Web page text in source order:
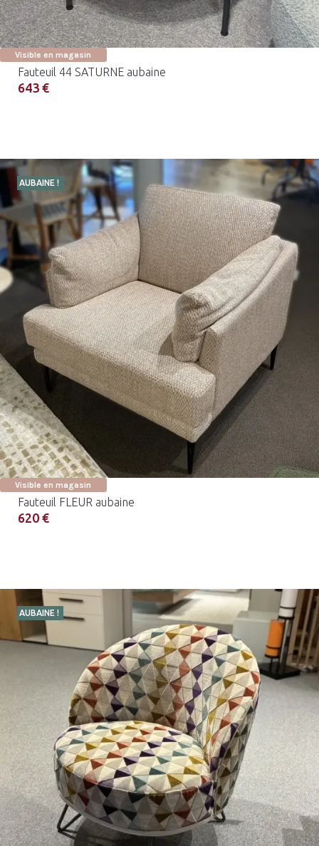
Visible en magasin
Fauteuil 44 SATURNE aubaine
643 €
AUBAINE !
Visible en magasin
Fauteuil FLEUR aubaine
620 €
AUBAINE !